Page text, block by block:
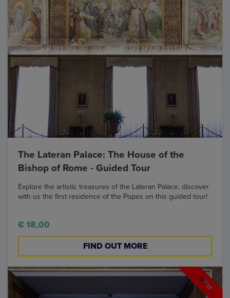
The Lateran Palace: The House of the
Bishop of Rome - Guided Tour
Explore the artistic treasures of the Lateran Palace, discover
with us the first residence of the Popes on this guided tour!
€ 18,00
FIND OUT MORE